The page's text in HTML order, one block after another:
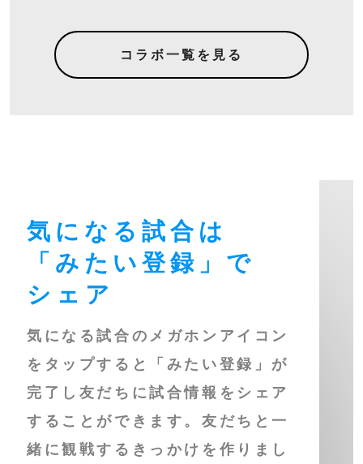
コラボ一覧を見る
気になる試合は
「みたい登録」で
シェア
気になる試合のメガホンアイコン
をタップすると「みたい登録」が
完了し友だちに試合情報をシェア
することができます。友だちと一
緒に観戦するきっかけを作りまし